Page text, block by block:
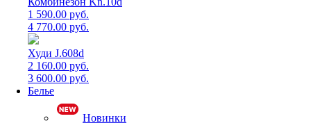
1 590.00 руб.
4 770.00 руб.
Худи J.608d
2 160.00 руб.
3 600.00 руб.
Белье
Новинки